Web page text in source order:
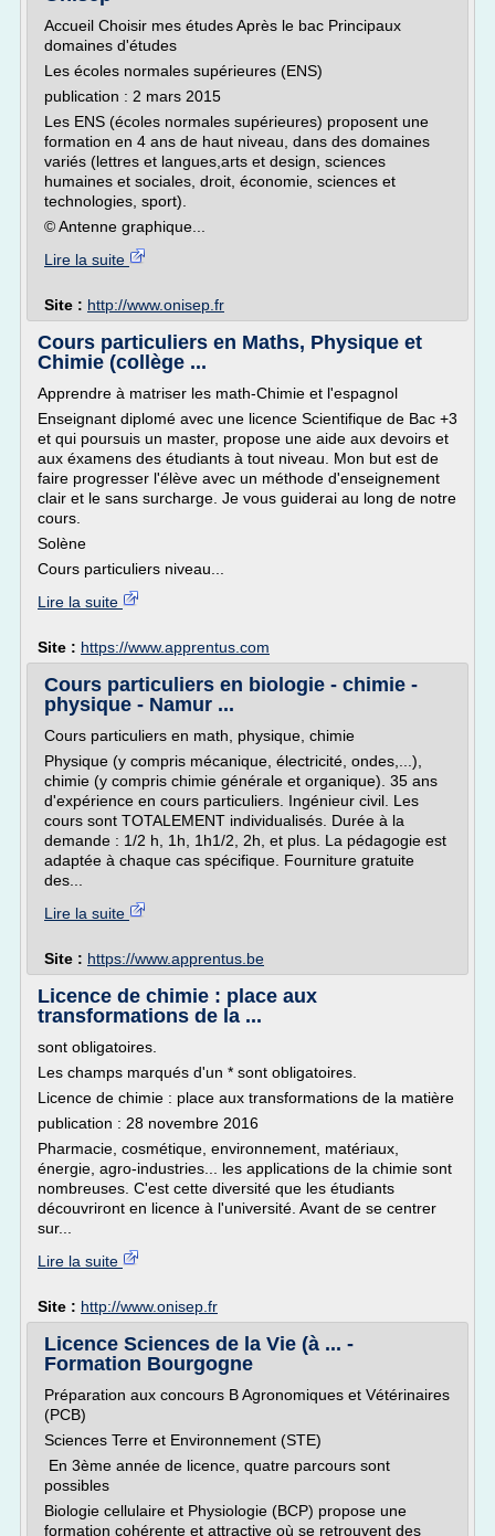
Accueil Choisir mes études Après le bac Principaux
domaines d'études
Les écoles normales supérieures (ENS)
publication : 2 mars 2015
Les ENS (écoles normales supérieures) proposent une
formation en 4 ans de haut niveau, dans des domaines
variés (lettres et langues,arts et design, sciences
humaines et sociales, droit, économie, sciences et
technologies, sport).
© Antenne graphique...
Lire la suite
Site : http://www.onisep.fr
Cours particuliers en Maths, Physique et
Chimie (collège ...
Apprendre à matriser les math-Chimie et l'espagnol
Enseignant diplomé avec une licence Scientifique de Bac +3
et qui poursuis un master, propose une aide aux devoirs et
aux éxamens des étudiants à tout niveau. Mon but est de
faire progresser l'élève avec un méthode d'enseignement
clair et le sans surcharge. Je vous guiderai au long de notre
cours.
Solène
Cours particuliers niveau...
Lire la suite
Site : https://www.apprentus.com
Cours particuliers en biologie - chimie -
physique - Namur ...
Cours particuliers en math, physique, chimie
Physique (y compris mécanique, électricité, ondes,...),
chimie (y compris chimie générale et organique). 35 ans
d'expérience en cours particuliers. Ingénieur civil. Les
cours sont TOTALEMENT individualisés. Durée à la
demande : 1/2 h, 1h, 1h1/2, 2h, et plus. La pédagogie est
adaptée à chaque cas spécifique. Fourniture gratuite
des...
Lire la suite
Site : https://www.apprentus.be
Licence de chimie : place aux
transformations de la ...
sont obligatoires.
Les champs marqués d'un * sont obligatoires.
Licence de chimie : place aux transformations de la matière
publication : 28 novembre 2016
Pharmacie, cosmétique, environnement, matériaux,
énergie, agro-industries... les applications de la chimie sont
nombreuses. C'est cette diversité que les étudiants
découvriront en licence à l'université. Avant de se centrer
sur...
Lire la suite
Site : http://www.onisep.fr
Licence Sciences de la Vie (à ... -
Formation Bourgogne
Préparation aux concours B Agronomiques et Vétérinaires
(PCB)
Sciences Terre et Environnement (STE)
En 3ème année de licence, quatre parcours sont
possibles
Biologie cellulaire et Physiologie (BCP) propose une
formation cohérente et attractive où se retrouvent des